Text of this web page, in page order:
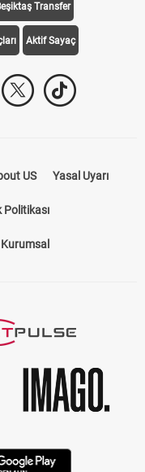
Transfer
Aktif Sayaç
US Yasal Uyarı
Politikası